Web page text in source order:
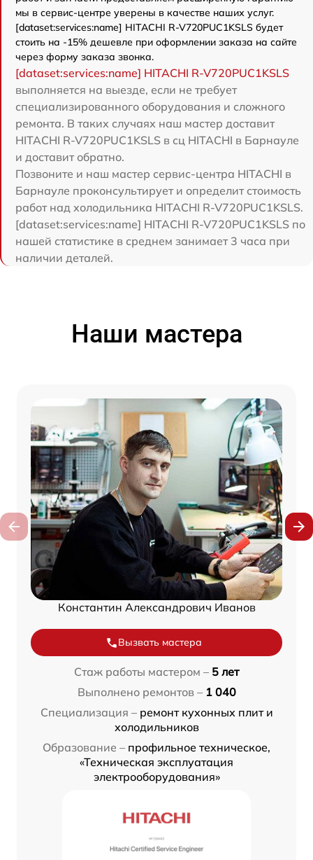
мы в сервис-центре уверены в качестве наших услуг.
[dataset:services:name] HITACHI R-V720PUC1KSLS будет
стоить на -15% дешевле при оформлении заказа на сайте
через форму заказа звонка.
[dataset:services:name] HITACHI R-V720PUC1KSLS
выполняется на выезде, если не требует
специализированного оборудования и сложного
ремонта. В таких случаях наш мастер доставит
HITACHI R-V720PUC1KSLS в сц HITACHI в Барнауле
и доставит обратно.
Позвоните и наш мастер сервис-центра HITACHI в
Барнауле проконсультирует и определит стоимость
работ над холодильника HITACHI R-V720PUC1KSLS.
[dataset:services:name] HITACHI R-V720PUC1KSLS по
нашей статистике в среднем занимает 3 часа при
наличии деталей.
Наши мастера
Константин Александрович Иванов
Вызвать мастера
Стаж работы мастером – 5 лет
Выполнено ремонтов – 1 040
Специализация – ремонт кухонных плит и
холодильников
Образование – профильное техническое,
«Техническая эксплуатация
электрооборудования»